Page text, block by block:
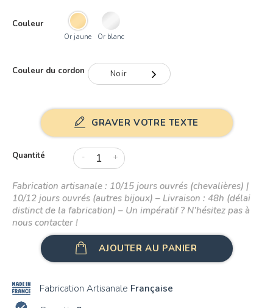
Couleur
Or jaune Or blanc
Couleur du cordon Noir
Gris
Rouge
Bleu
Rose
GRAVER VOTRE TEXTE
Quantité - +
Fabrication artisanale : 10/15 jours ouvrés (chevalières) |
10/12 jours ouvrés (autres bijoux) – Livraison : 48h (délai
distinct de la fabrication) – Un impératif ? N’hésitez pas à
nous contacter !
AJOUTER AU PANIER
Fabrication Artisanale Française